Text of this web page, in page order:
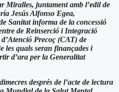
Miralles, juntament amb l’edil de
Jesús Alfonso Egea,
Sanitat informa de la concessió
de Reinserció i Integració
Precoç (CAT) de
les quals seran finançades i
d’ara per la Generalitat
després de l’acte de lectura